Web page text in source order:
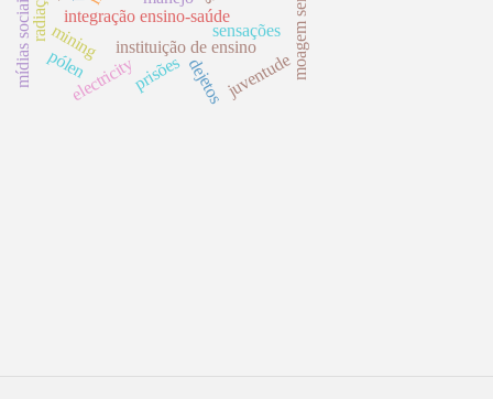
integração ensino-saúde
sensações
instituição de ensino
mídias sociais dejetos juventude
electricityprisões
mining
pólen